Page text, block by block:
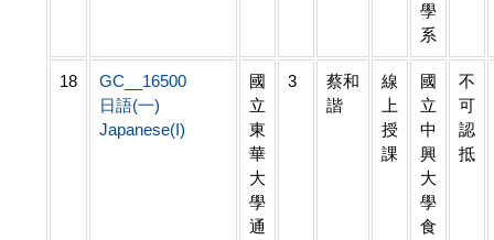
學
系
18
GC__16500
日語(一)
Japanese(I)
國
立
東
華
大
學
通
3
蔡和
諧
線
上
授
課
國
立
中
興
大
學
食
不
可
認
抵